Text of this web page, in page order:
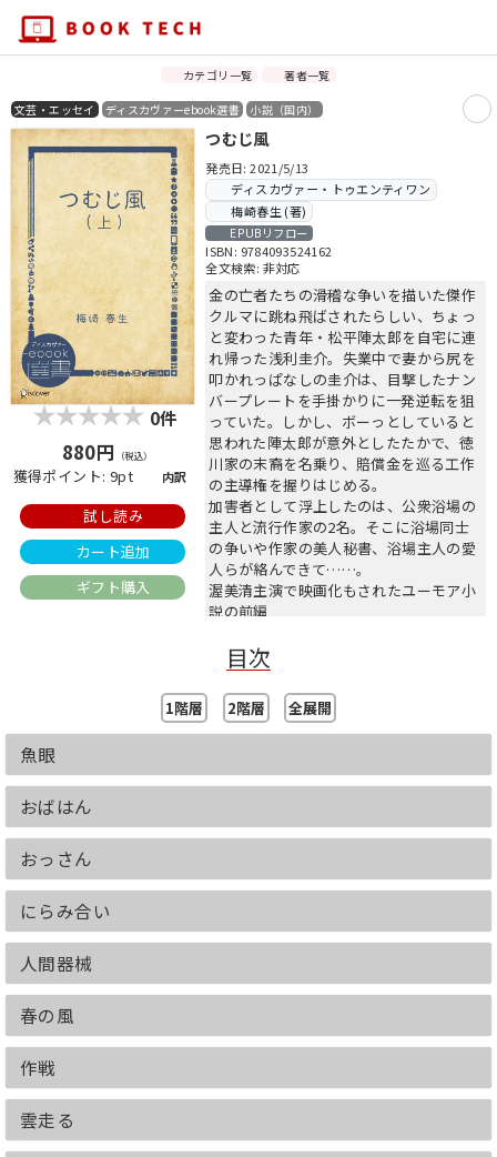
カテゴリ一覧 著者一覧
文芸・エッセイ ディスカヴァーebook選書 小説（国内）
0件
880円 （税込）
獲得ポイント: 9pt 内訳
試し読み
カート追加
ギフト購入
つむじ風
発売日: 2021/5/13
ディスカヴァー・トゥエンティワン
梅崎春生 (著)
EPUBリフロー
ISBN: 9784093524162
全文検索: 非対応
金の亡者たちの滑稽な争いを描いた傑作
クルマに跳ね飛ばされたらしい、ちょっ
と変わった青年・松平陣太郎を自宅に連
れ帰った浅利圭介。失業中で妻から尻を
叩かれっぱなしの圭介は、目撃したナン
バープレートを手掛かりに一発逆転を狙
っていた。しかし、ボーっとしていると
思われた陣太郎が意外としたたかで、徳
川家の末裔を名乗り、賠償金を巡る工作
の主導権を握りはじめる。
加害者として浮上したのは、公衆浴場の
主人と流行作家の2名。そこに浴場同士
の争いや作家の美人秘書、浴場主人の愛
人らが絡んできて……。
渥美清主演で映画化もされたユーモア小
説の前編
2022/4/13に電子化をいたしました）
目次
1階層 2階層 全展開
魚眼
おばはん
おっさん
にらみ合い
人間器械
春の風
作戦
雲走る